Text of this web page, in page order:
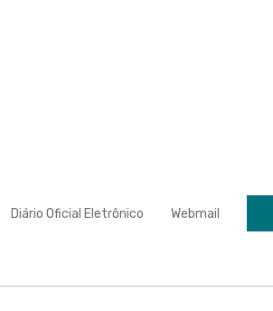
Diário Oficial Eletrônico Webmail